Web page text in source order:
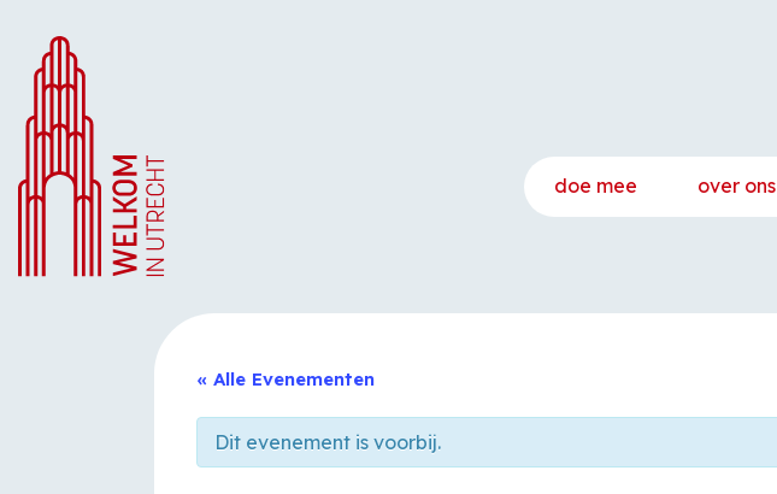
doe mee over ons
« Alle Evenementen
Dit evenement is voorbij.